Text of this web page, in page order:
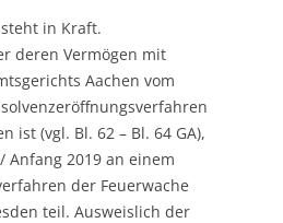
in Kraft.
deren Vermögen mit
Aachen vom
ist (vgl. Bl. 62 – Bl. 64 GA),
Anfang 2019 an einem
der Feuerwache
teil. Ausweislich der